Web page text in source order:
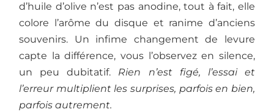
d’huile d’olive n’est pas anodine, tout à fait, elle
colore l’arôme du disque et ranime d’anciens
souvenirs. Un infime changement de levure
capte la différence, vous l’observez en silence,
un peu dubitatif. Rien n’est figé, l’essai et
l’erreur multiplient les surprises, parfois en bien,
parfois autrement.